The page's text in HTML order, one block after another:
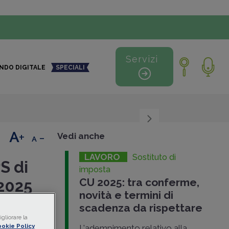
DIGITALE SPECIALI
Servizi
di
altre
+ - Vedi anche
LAVORO
Sostituto di
imposta
CU 2025: tra conferme,
novità e termini di
scadenza da rispettare
la
Policy